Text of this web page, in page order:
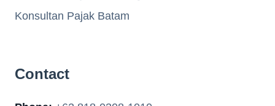
Konsultan Pajak Batam
Contact